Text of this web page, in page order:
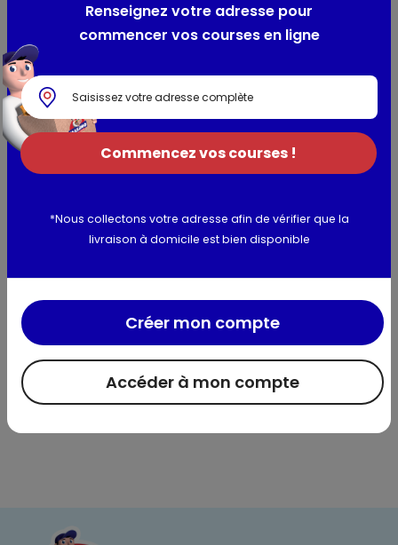
Utilisation et conservation
SULFATE - COCAMIDOPROPYL BETAINE - GLYCOL DISTEARATE -
CARBOMER - SORBIC ACID - GLYCERIN - SODIUM CHLORIDE -
SODIUM BENZOATE - SODIUM HYDROXIDE - VANILLIN - ARGILLA /
MAGNESIUM ALUMINUM SILICATE - PRUNUS AMYGDALUS DULCIS
FRUIT EXTRACT / SWEET ALMOND FRUIT EXTRACT - COCO-
BETAINE - CITRIC ACID - HYDROXYPROPYL GUAR
HYDROXYPROPYLTRIMONIUM CHLORIDE - XANTHAN GUM -
BENZALDEHYDE - BENZYL ALCOHOL - PPG-5-CETETH-20 -
PARFUM / FRAGRANCE (F.I.L. Z70022462/2). Les listes
notre marque sont régulièrement mises à jour. Avant
d'utiliser un produit de notre marque, vous êtes invités à lire
vous assurer que les ingrédients sont adaptés à votre
utilisation personnelle
Informations complémentaires
Renseignez votre adresse pour
commencer vos courses en ligne
Commencez vos courses !
*Nous collectons votre adresse afin de vérifier que la
livraison à domicile est bien disponible
Accéder à mon compte
Créer mon compte